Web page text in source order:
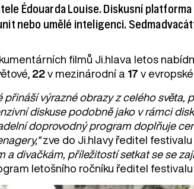
Édouarda Louise. Diskusní
nebo umělé inteligenci.
filmů Ji.hlava letos
22 v mezinárodní a 17 v
přináší výrazné obrazy z celého
diskuse podobně jako v rámci
doprovodný program doplňuje
zve do Ji.hlavy ředitel festivalu
a divačkám, příležitostí setkat se se
letošního ročníku ředitel festivalu